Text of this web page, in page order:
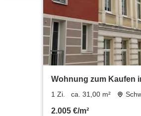
Wohnung zum Kaufen
31 m²
1 Zi. ca. 31,00 m²
2.005 €/m²